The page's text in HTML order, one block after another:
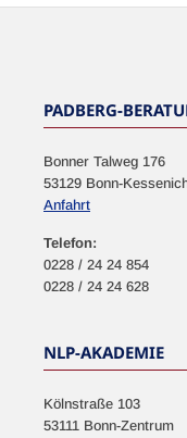
NEWSLETTER
PADBERG-
Bonner Talweg 176
53129 Bonn-
Anfahrt
Telefon:
0228 / 24 24 854
0228 / 24 24 628
NLP-AKADEMIE
Kölnstraße 103
53111 Bonn-Zentrum